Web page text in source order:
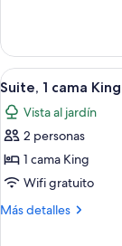
King
size
1
cama
King
size
Abrir
todas
las
fotos
de
Suite,
1
8
Suite, 1 cama
Vista al jardín
2 personas
1 cama King
Wifi gratuito
Más detalles
Más